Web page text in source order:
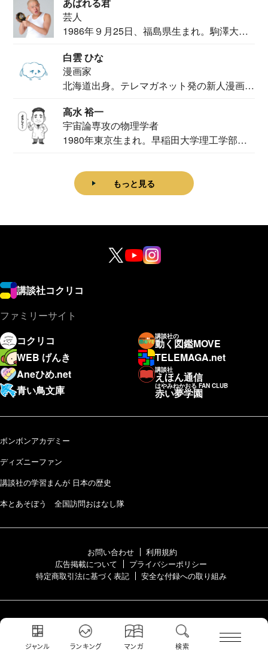
ジャンル ランキング マンガ 検索
芸人
1986年９月25日、福島県生まれ。駒澤大学
白雲 ひな
漫画家
北海道出身。テレマガネット発の新人漫画
高水 裕一
宇宙論専攻の物理学者
1980年東京生まれ。早稲田大学理工学部物
もっと見る
講談社コクリコ
ファミリーサイト
コクリコ
講談社の
動く図鑑MOVE
WEB げんき
TELEMAGA.net
Aneひめ.net
講談社
えほん通信
青い鳥文庫
はやみねかおる FAN CLUB
赤い夢学園
ボンボンアカデミー
ディズニーファン
講談社の学習まんが 日本の歴史
本とあそぼう 全国訪問おはなし隊
お問い合わせ
利用規約
広告掲載について
プライバシーポリシー
特定商取引法に基づく表記
安全な付録への取り組み